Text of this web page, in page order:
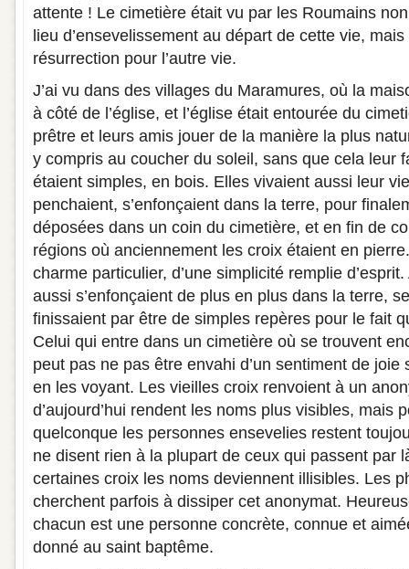
attente ! Le cimetière était vu par les Roumains
lieu d’ensevelissement au départ de cette vie,
résurrection pour l’autre vie.
J’ai vu dans des villages du Maramures, où la
à côté de l’église, et l’église était entourée du
prêtre et leurs amis jouer de la manière la plus
y compris au coucher du soleil, sans que cela leur
étaient simples, en bois. Elles vivaient aussi leur
penchaient, s’enfonçaient dans la terre, pour
déposées dans un coin du cimetière, et en fin de
régions où anciennement les croix étaient en
charme particulier, d’une simplicité remplie
aussi s’enfonçaient de plus en plus dans la terre,
finissaient par être de simples repères pour le fait
Celui qui entre dans un cimetière où se trouvent
peut pas ne pas être envahi d’un sentiment de joie
en les voyant. Les vieilles croix renvoient à un
d’aujourd’hui rendent les noms plus visibles, mais
quelconque les personnes ensevelies restent
ne disent rien à la plupart de ceux qui passent par
certaines croix les noms deviennent illisibles. Les
cherchent parfois à dissiper cet anonymat.
chacun est une personne concrète, connue et
donné au saint baptême.